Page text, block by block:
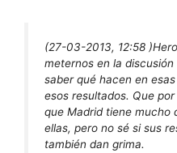
(27-03-2013, 12:58 )
meternos en la
saber qué hacen en
esos resultados. Que
que Madrid tiene mucho
ellas, pero no sé si sus
también dan grima.